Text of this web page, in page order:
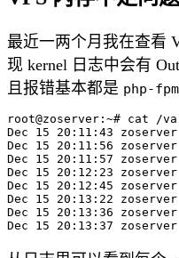
最近一两个月我在查看
现 kernel 日志中会有
且报错基本都是 php-fpm
root@zoserver:~# cat /
Dec 15 20:11:43
Dec 15 20:11:56
Dec 15 20:11:57
Dec 15 20:12:23
Dec 15 20:12:45
Dec 15 20:13:22
Dec 15 20:13:36